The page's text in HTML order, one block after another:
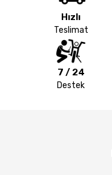
Hızlı
Teslimat
7 / 24
Destek